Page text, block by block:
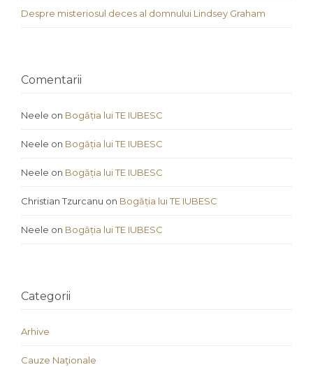
Despre misteriosul deces al domnului Lindsey Graham
Comentarii
Neele on Bogăția lui TE IUBESC
Neele on Bogăția lui TE IUBESC
Neele on Bogăția lui TE IUBESC
Christian Tzurcanu on Bogăția lui TE IUBESC
Neele on Bogăția lui TE IUBESC
Categorii
Arhive
Cauze Naţionale